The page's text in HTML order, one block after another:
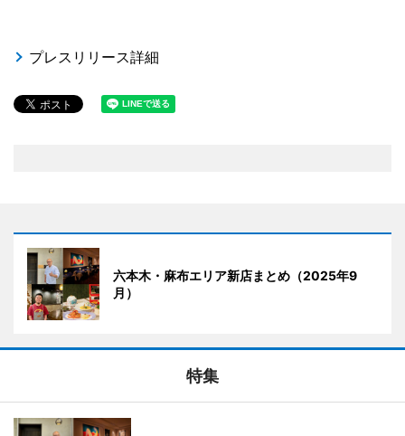
プレスリリース詳細
六本木・麻布エリア新店まとめ（2025年9
月）
特集